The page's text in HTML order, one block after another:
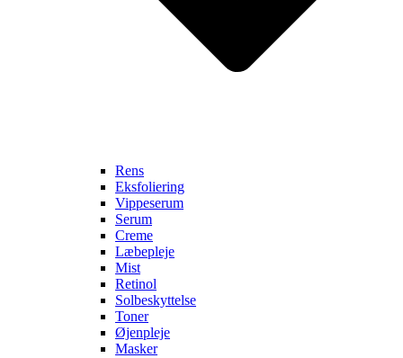
Rens
Eksfoliering
Vippeserum
Serum
Creme
Læbepleje
Mist
Retinol
Solbeskyttelse
Toner
Øjenpleje
Masker